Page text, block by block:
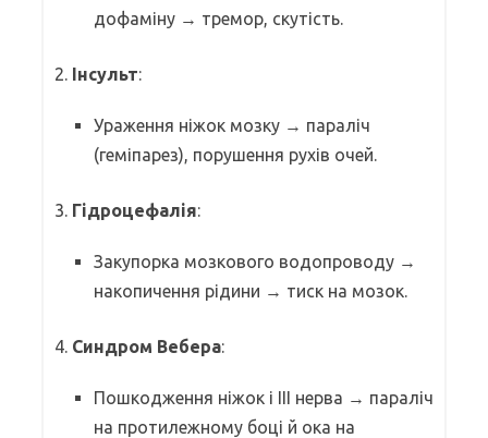
дофаміну → тремор, скутість.
2. Інсульт:
Ураження ніжок мозку → параліч
(геміпарез), порушення рухів очей.
3. Гідроцефалія:
Закупорка мозкового водопроводу →
накопичення рідини → тиск на мозок.
4. Синдром Вебера:
Пошкодження ніжок і III нерва → параліч
на протилежному боці й ока на